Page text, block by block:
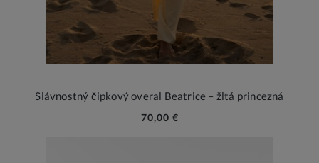
Slávnostný čipkový overal Beatrice – žltá princezná
70,00 €